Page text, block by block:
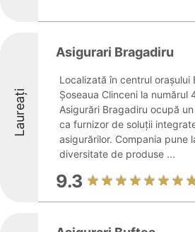
Laureați
Asigurari Bragadiru
Localizată în centrul orașului
Șoseaua Clinceni la numărul
Asigurări Bragadiru ocupă
ca furnizor de soluții
asigurărilor. Compania pune
diversitate de produse ...
9.3